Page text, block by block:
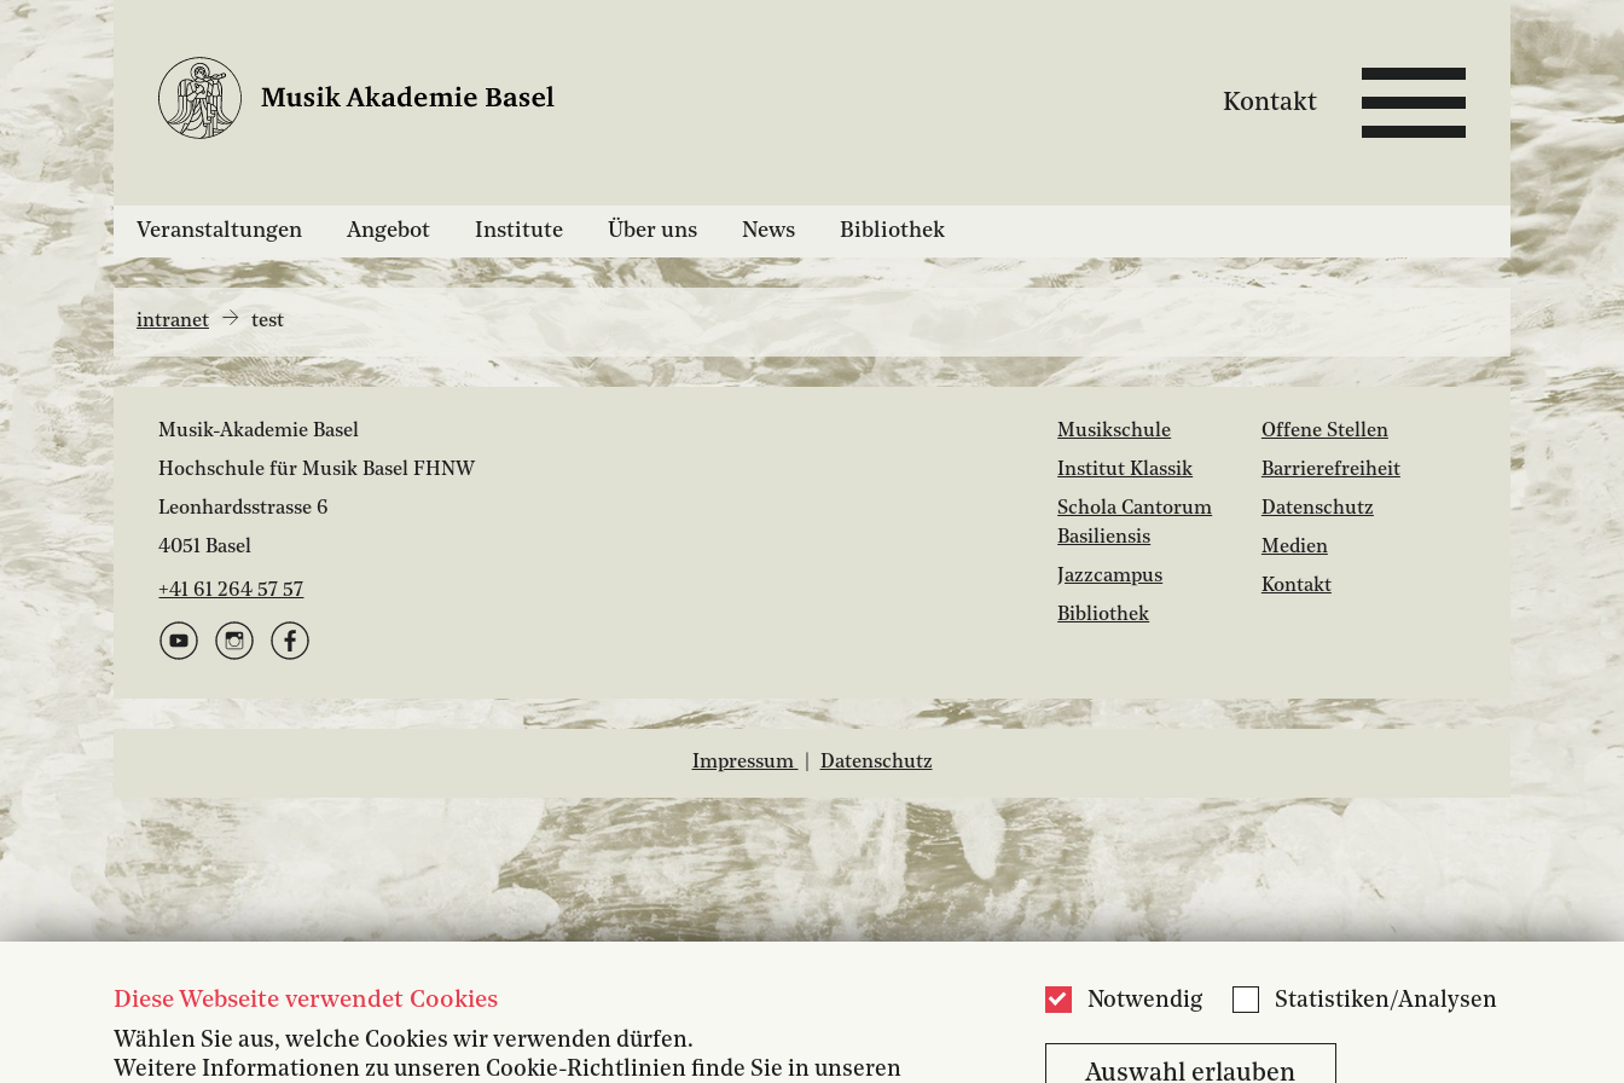
Kontakt
Veranstaltungen Angebot Institute Über uns News Bibliothek
intranet test
Musik-Akademie Basel
Hochschule für Musik Basel FHNW
Leonhardsstrasse 6
4051 Basel
+41 61 264 57 57
Musikschule
Institut Klassik
Schola Cantorum
Basiliensis
Jazzcampus
Bibliothek
Offene Stellen
Barrierefreiheit
Datenschutz
Medien
Kontakt
Impressum Datenschutz
Diese Webseite verwendet Cookies
Wählen Sie aus, welche Cookies wir verwenden dürfen.
Weitere Informationen zu unseren Cookie-Richtlinien finde Sie in unseren
Notwendig Statistiken/Analysen
Auswahl erlauben